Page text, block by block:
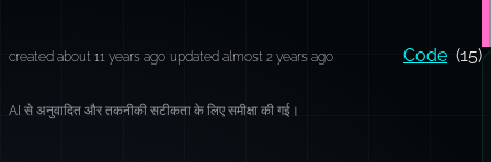
created about 11 years ago updated almost 2 years ago Code (15)
AI से अनुवादित और तकनीकी सटीकता के लिए समीक्षा की गई।